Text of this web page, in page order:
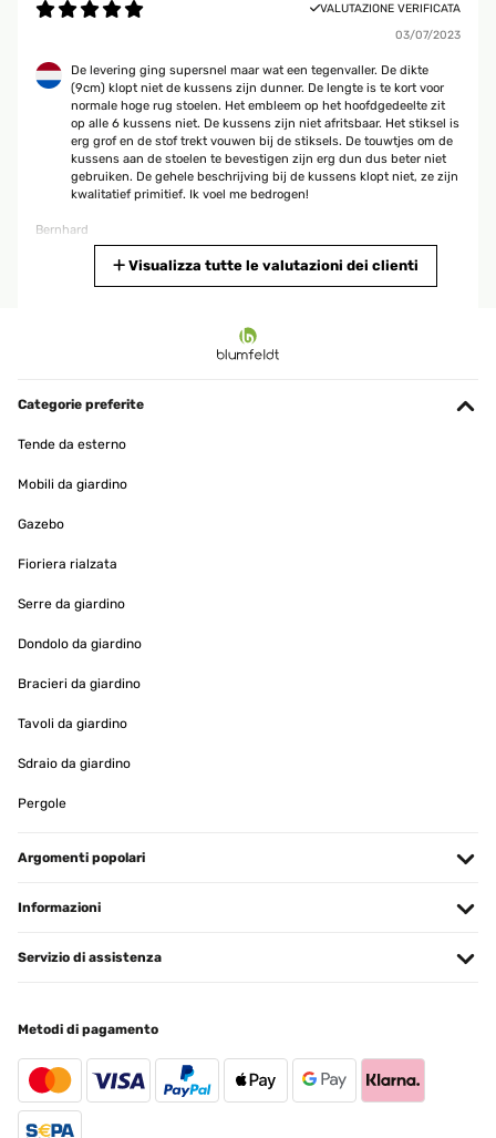
VALUTAZIONE VERIFICATA
03/07/2023
De levering ging supersnel maar wat een tegenvaller. De dikte
(9cm) klopt niet de kussens zijn dunner. De lengte is te kort voor
normale hoge rug stoelen. Het embleem op het hoofdgedeelte zit
op alle 6 kussens niet. De kussens zijn niet afritsbaar. Het stiksel is
erg grof en de stof trekt vouwen bij de stiksels. De touwtjes om de
kussens aan de stoelen te bevestigen zijn erg dun dus beter niet
gebruiken. De gehele beschrijving bij de kussens klopt niet, ze zijn
kwalitatief primitief. Ik voel me bedrogen!
Bernhard
genauso wie beschrieben
Sie sind gut gepolstert und sehen top aus. Vielen Dank!
Amazon-Benutzer
07/06/2023
Tradurre
Visualizza tutte le valutazioni dei clienti
Categorie preferite
Tende da esterno
Mobili da giardino
Gazebo
Fioriera rialzata
Serre da giardino
Dondolo da giardino
Bracieri da giardino
Tavoli da giardino
Sdraio da giardino
Pergole
Argomenti popolari
Informazioni
Servizio di assistenza
Metodi di pagamento